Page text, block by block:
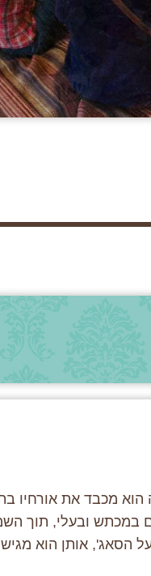
מכבד את אורחיו
במכתש ובעלי, תוך
אותן הוא